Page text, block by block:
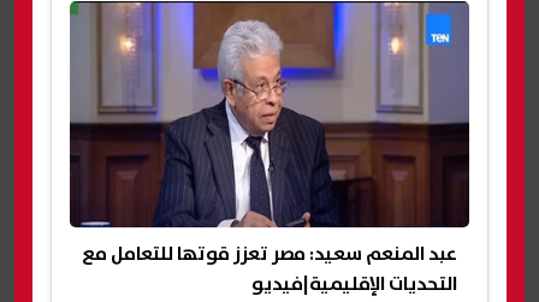
عبد المنعم سعيد: مصر تعزز قوتها للتعامل مع
التحديات الإقليمية|فيديو